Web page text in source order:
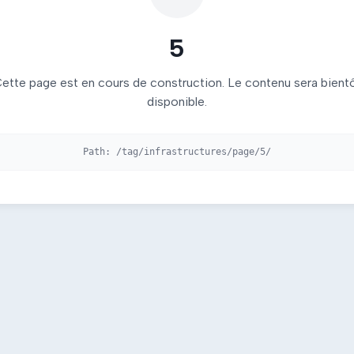
5
page est en cours de construction. Le contenu sera
disponible.
Path: /tag/infrastructures/page/5/